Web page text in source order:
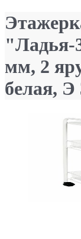
"Ладья-
мм, 2
белая, Э